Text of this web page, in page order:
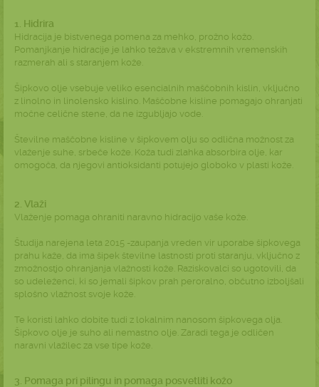
1. Hidrira
Hidracija je bistvenega pomena za mehko, prožno kožo.
Pomanjkanje hidracije je lahko težava v ekstremnih vremenskih
razmerah ali s staranjem kože.
Šipkovo olje vsebuje veliko esencialnih maščobnih kislin, vključno
z linolno in linolensko kislino. Maščobne kisline pomagajo ohranjati
močne celične stene, da ne izgubljajo vode.
Številne maščobne kisline v šipkovem olju so odlična možnost za
vlaženje suhe, srbeče kože. Koža tudi zlahka absorbira olje, kar
omogoča, da njegovi antioksidanti potujejo globoko v plasti kože.
2. Vlaži
Vlaženje pomaga ohraniti naravno hidracijo vaše kože.
Študija narejena leta 2015 -zaupanja vreden vir uporabe šipkovega
prahu kaže, da ima šipek številne lastnosti proti staranju, vključno z
zmožnostjo ohranjanja vlažnosti kože. Raziskovalci so ugotovili, da
so udeleženci, ki so jemali šipkov prah peroralno, občutno izboljšali
splošno vlažnost svoje kože.
Te koristi lahko dobite tudi z lokalnim nanosom šipkovega olja.
Šipkovo olje je suho ali nemastno olje. Zaradi tega je odličen
naravni vlažilec za vse tipe kože.
3. Pomaga pri pilingu in pomaga posvetliti kožo